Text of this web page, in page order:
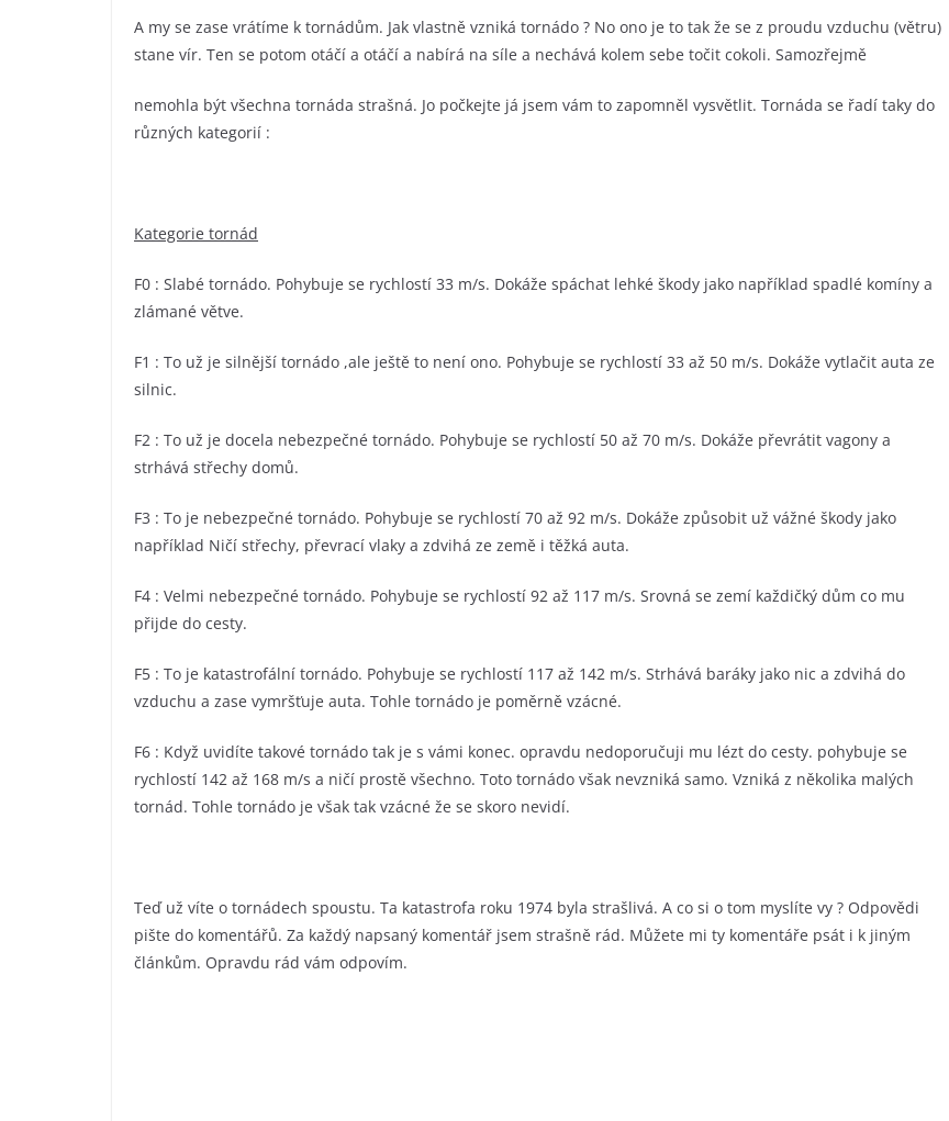
A my se zase vrátíme k tornádům. Jak vlastně vzniká tornádo ? No ono je to tak že se z proudu vzduchu (větru)
stane vír. Ten se potom otáčí a otáčí a nabírá na síle a nechává kolem sebe točit cokoli. Samozřejmě
nemohla být všechna tornáda strašná. Jo počkejte já jsem vám to zapomněl vysvětlit. Tornáda se řadí taky do
různých kategorií :
Kategorie tornád
F0 : Slabé tornádo. Pohybuje se rychlostí 33 m/s. Dokáže spáchat lehké škody jako například spadlé komíny a
zlámané větve.
F1 : To už je silnější tornádo ,ale ještě to není ono. Pohybuje se rychlostí 33 až 50 m/s. Dokáže vytlačit auta ze
silnic.
F2 : To už je docela nebezpečné tornádo. Pohybuje se rychlostí 50 až 70 m/s. Dokáže převrátit vagony a
strhává střechy domů.
F3 : To je nebezpečné tornádo. Pohybuje se rychlostí 70 až 92 m/s. Dokáže způsobit už vážné škody jako
například Ničí střechy, převrací vlaky a zdvihá ze země i těžká auta.
F4 : Velmi nebezpečné tornádo. Pohybuje se rychlostí 92 až 117 m/s. Srovná se zemí každičký dům co mu
přijde do cesty.
F5 : To je katastrofální tornádo. Pohybuje se rychlostí 117 až 142 m/s. Strhává baráky jako nic a zdvihá do
vzduchu a zase vymršťuje auta. Tohle tornádo je poměrně vzácné.
F6 : Když uvidíte takové tornádo tak je s vámi konec. opravdu nedoporučuji mu lézt do cesty. pohybuje se
rychlostí 142 až 168 m/s a ničí prostě všechno. Toto tornádo však nevzniká samo. Vzniká z několika malých
tornád. Tohle tornádo je však tak vzácné že se skoro nevidí.
Teď už víte o tornádech spoustu. Ta katastrofa roku 1974 byla strašlivá. A co si o tom myslíte vy ? Odpovědi
pište do komentářů. Za každý napsaný komentář jsem strašně rád. Můžete mi ty komentáře psát i k jiným
článkům. Opravdu rád vám odpovím.